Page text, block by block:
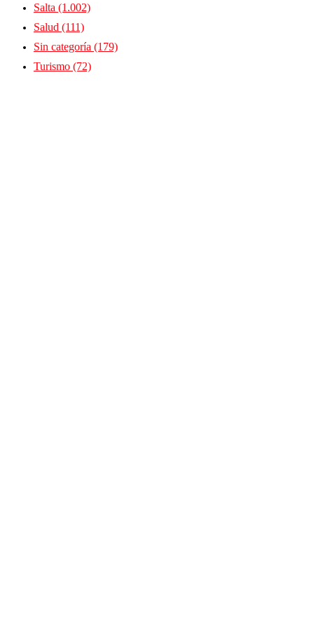
Salta (1.002)
Salud (111)
Sin categoría (179)
Turismo (72)